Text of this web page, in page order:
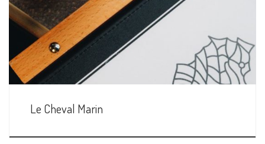
Le Cheval Marin